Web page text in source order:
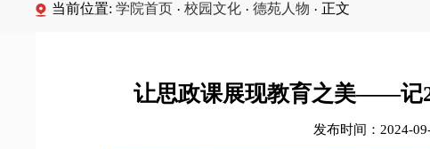
当前位置:学院首页 · 校园文化 · 德苑人物 · 正文
让思政课展现教育之美——记
发布时间：2024-